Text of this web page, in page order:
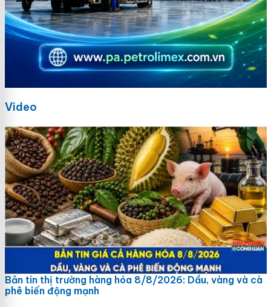
Video
Bản tin thị trường hàng hóa 8/8/2026: Dầu, vàng và cà
phê biến động mạnh